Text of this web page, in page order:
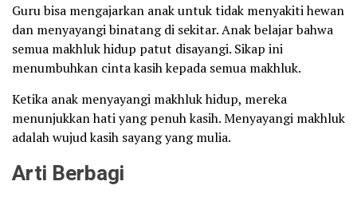
Guru bisa mengajarkan anak untuk tidak menyakiti hewan
dan menyayangi binatang di sekitar. Anak belajar bahwa
semua makhluk hidup patut disayangi. Sikap ini
menumbuhkan cinta kasih kepada semua makhluk.
Ketika anak menyayangi makhluk hidup, mereka
menunjukkan hati yang penuh kasih. Menyayangi makhluk
adalah wujud kasih sayang yang mulia.
Arti Berbagi